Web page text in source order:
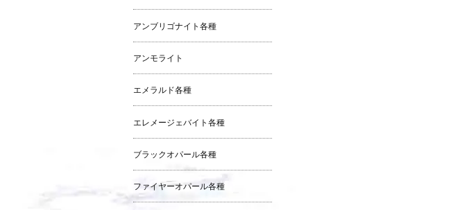
アンブリゴナイト各種
アンモライト
エメラルド各種
エレメージェバイト各種
ブラックオパール各種
ファイヤーオパール各種